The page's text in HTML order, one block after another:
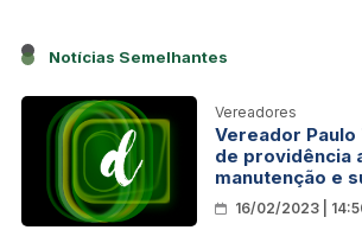
Notícias Semelhantes
Vereadores
Vereador
de providência
manutenção e
lâmpadas
16/02/2023 |